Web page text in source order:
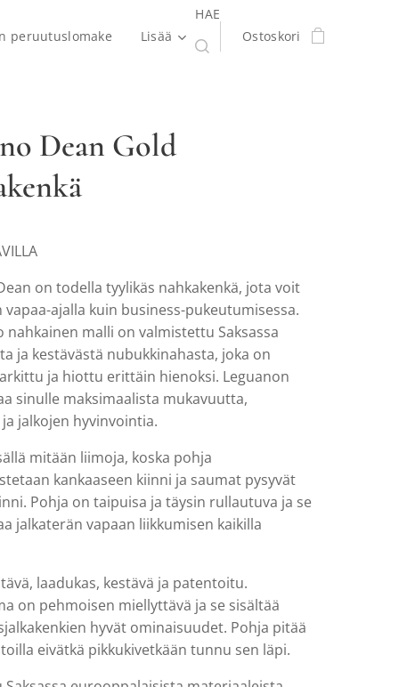
peruutuslomake Lisää
HAE
Ostoskori
Dean Gold
on todella tyylikäs nahkakenkä, jota voit
vapaa-ajalla kuin business-pukeutumisessa.
nahkainen malli on valmistettu Saksassa
ja kestävästä nubukkinahasta, joka on
ja hiottu erittäin hienoksi. Leguanon
sinulle maksimaalista mukavuutta,
jalkojen hyvinvointia.
mitään liimoja, koska pohja
kankaaseen kiinni ja saumat pysyvät
Pohja on taipuisa ja täysin rullautuva ja se
jalkaterän vapaan liikkumisen kaikilla
laadukas, kestävä ja patentoitu.
on pehmoisen miellyttävä ja se sisältää
hyvät ominaisuudet. Pohja pitää
eivätkä pikkukivetkään tunnu sen läpi.